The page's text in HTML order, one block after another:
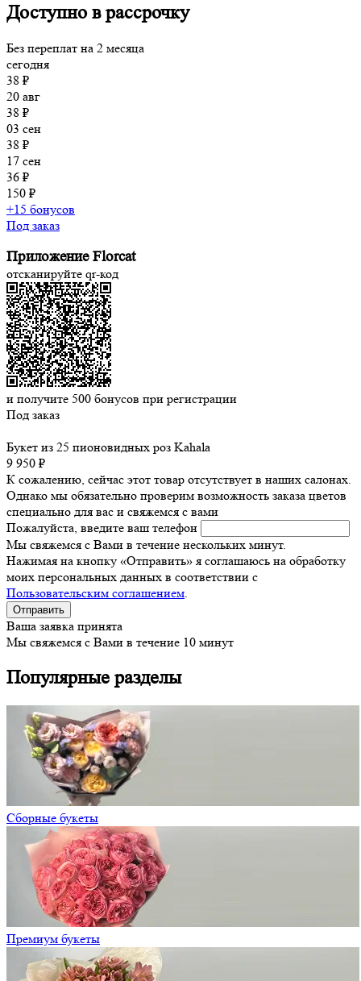
Доступно в рассрочку
Без переплат на 2 месяца
сегодня
38 ₽
20 авг
38 ₽
03 сен
38 ₽
17 сен
36 ₽
150 ₽
+15 бонусов
Под заказ
Приложение Florcat
отсканируйте qr-код
и получите 500 бонусов при регистрации
Под заказ
Букет из 25 пионовидных роз Kahala
9 950 ₽
К сожалению, сейчас этот товар отсутствует в наших салонах.
Однако мы обязательно проверим возможность заказа цветов
специально для вас и свяжемся с вами
Пожалуйста, введите ваш телефон
Мы свяжемся с Вами в течение нескольких минут.
Нажимая на кнопку «Отправить» я соглашаюсь на обработку
моих персональных данных в соответствии с
Пользовательским соглашением.
Ваша заявка принята
Мы свяжемся с Вами в течение 10 минут
Популярные разделы
Сборные букеты
Премиум букеты